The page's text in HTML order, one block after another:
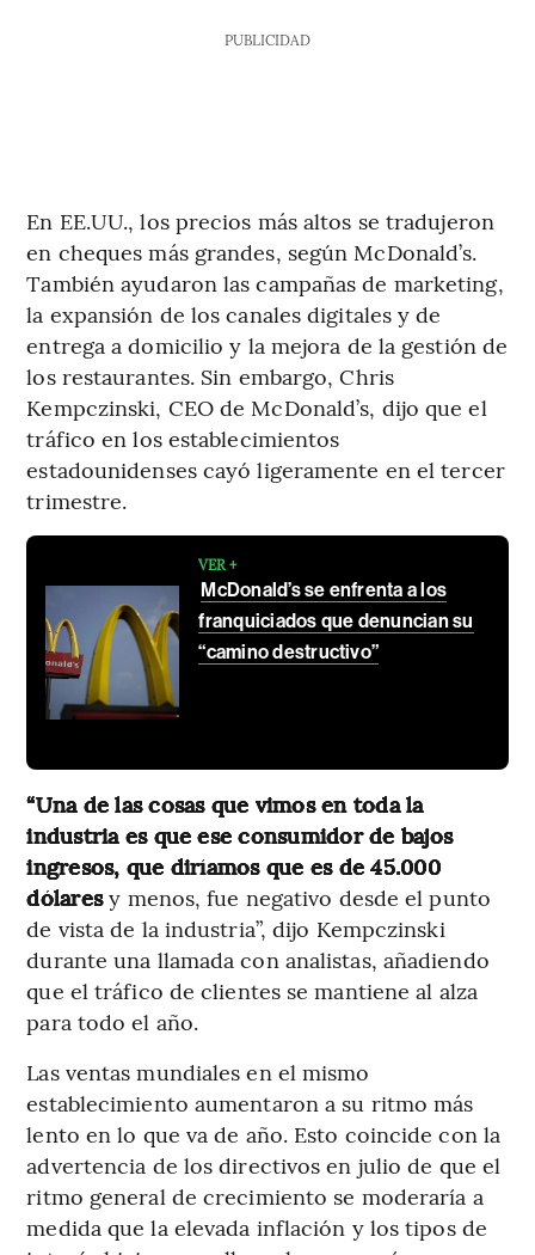
PUBLICIDAD
En EE.UU., los precios más altos se tradujeron
en cheques más grandes, según McDonald’s.
También ayudaron las campañas de marketing,
la expansión de los canales digitales y de
entrega a domicilio y la mejora de la gestión de
los restaurantes. Sin embargo, Chris
Kempczinski, CEO de McDonald’s, dijo que el
tráfico en los establecimientos
estadounidenses cayó ligeramente en el tercer
trimestre.
VER +
McDonald’s se enfrenta a los
franquiciados que denuncian su
“camino destructivo”
“Una de las cosas que vimos en toda la
industria es que ese consumidor de bajos
ingresos, que diríamos que es de 45.000
dólaresy menos, fue negativo desde el punto
de vista de la industria”, dijo Kempczinski
durante una llamada con analistas, añadiendo
que el tráfico de clientes se mantiene al alza
para todo el año.
Las ventas mundiales en el mismo
establecimiento aumentaron a su ritmo más
lento en lo que va de año. Esto coincide con la
advertencia de los directivos en julio de que el
ritmo general de crecimiento se moderaría a
medida que la elevada inflación y los tipos de